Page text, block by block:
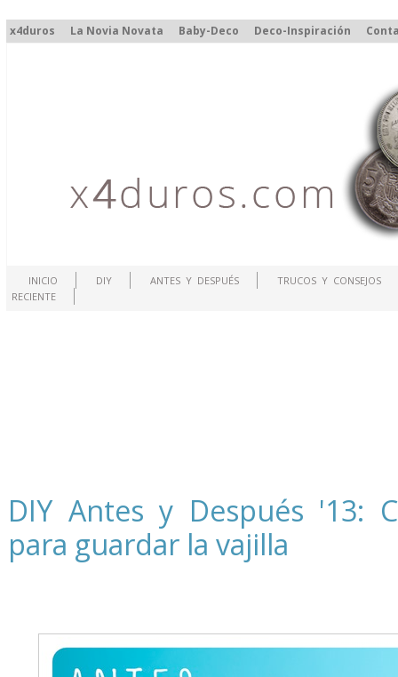
x4duros La Novia Novata Baby-Deco Deco-Inspiración
INICIO DIY ANTES Y DESPUÉS
TRUCOS Y CONSEJOS
RECIENTE
DIY Antes y Después '13:
para guardar la vajilla